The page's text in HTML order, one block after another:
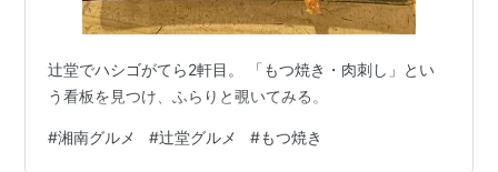
辻堂でハシゴがてら2軒目。 「もつ焼き・肉刺し」とい
う看板を見つけ、ふらりと覗いてみる。
#湘南グルメ #辻堂グルメ #もつ焼き